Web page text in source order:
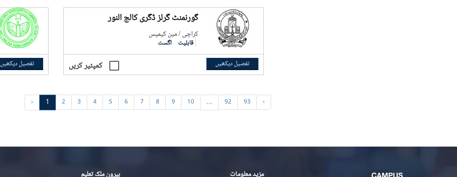
گورنمنٹ گرلز ڈگری کالج النور
کراچی / مین کیمپس
قابلیت اگست
کمپئیر کریں تفصیل دیکھیں تفصیل دیکھیں
‹ 1 2 3 4 5 6 7 8 9 10 ... 92 93 ›
مزید معلومات بیرون ملک تعلیم